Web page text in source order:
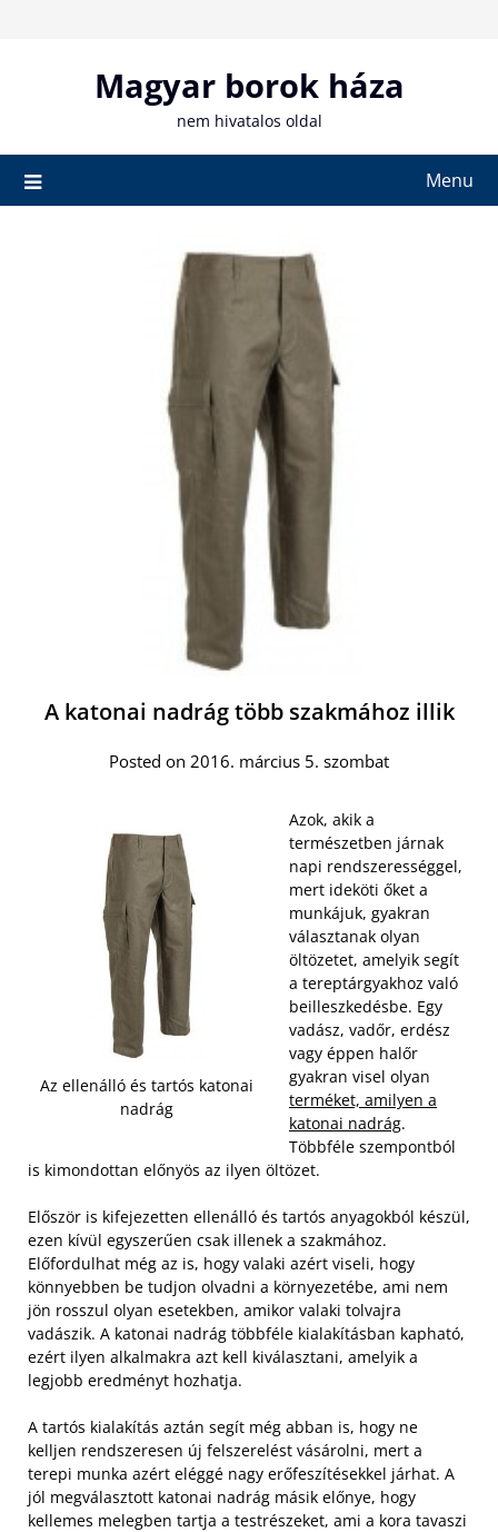
Magyar borok háza
nem hivatalos oldal
Menu
A katonai nadrág több szakmához illik
Posted on 2016. március 5. szombat
Az ellenálló és tartós katonai
nadrág
Azok, akik a
természetben járnak
napi rendszerességgel,
mert ideköti őket a
munkájuk, gyakran
választanak olyan
öltözetet, amelyik segít
a tereptárgyakhoz való
beilleszkedésbe. Egy
vadász, vadőr, erdész
vagy éppen halőr
gyakran visel olyan
terméket, amilyen a
katonai nadrág.
Többféle szempontból
is kimondottan előnyös az ilyen öltözet.
Először is kifejezetten ellenálló és tartós anyagokból készül,
ezen kívül egyszerűen csak illenek a szakmához.
Előfordulhat még az is, hogy valaki azért viseli, hogy
könnyebben be tudjon olvadni a környezetébe, ami nem
jön rosszul olyan esetekben, amikor valaki tolvajra
vadászik. A katonai nadrág többféle kialakításban kapható,
ezért ilyen alkalmakra azt kell kiválasztani, amelyik a
legjobb eredményt hozhatja.
A tartós kialakítás aztán segít még abban is, hogy ne
kelljen rendszeresen új felszerelést vásárolni, mert a
terepi munka azért eléggé nagy erőfeszítésekkel járhat. A
jól megválasztott katonai nadrág másik előnye, hogy
kellemes melegben tartja a testrészeket, ami a kora tavaszi